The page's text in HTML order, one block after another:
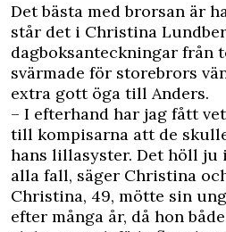
Det bästa med brorsan är
står det i Christina
dagboksanteckningar från
svärmade för storebrors
extra gott öga till Anders.
– I efterhand har jag fått
till kompisarna att de
hans lillasyster. Det höll ju
alla fall, säger Christina
Christina, 49, mötte sin
efter många år, då hon